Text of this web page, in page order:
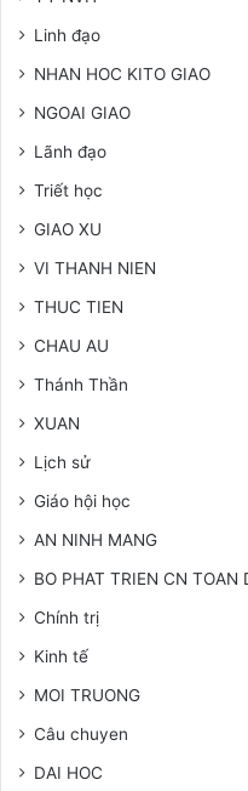
Linh đạo
NHAN HOC KITO GIAO
NGOAI GIAO
Lãnh đạo
Triết học
GIAO XU
VI THANH NIEN
THUC TIEN
CHAU AU
Thánh Thần
XUAN
Lịch sử
Giáo hội học
AN NINH MANG
BO PHAT TRIEN CN TOAN
Chính trị
Kinh tế
MOI TRUONG
Câu chuyen
DAI HOC